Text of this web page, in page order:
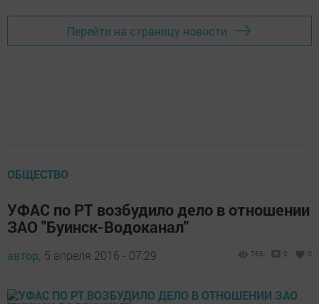
Перейти на страницу новости
ОБЩЕСТВО
УФАС по РТ возбудило дело в отношении
ЗАО "Буинск-Водоканал"
автор, 5 апреля 2016 - 07:29 766 0 0